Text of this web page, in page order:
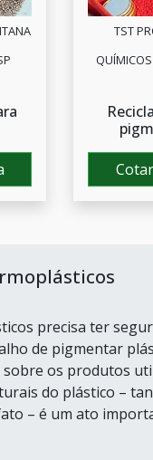
TST
precisa ter
de pigmentar
os produtos
do plástico –
– é um ato